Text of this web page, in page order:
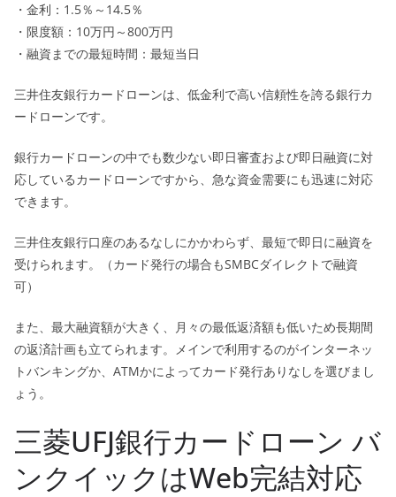
・金利：1.5％～14.5％
・限度額：10万円～800万円
・融資までの最短時間：最短当日
三井住友銀行カードローンは、低金利で高い信頼性を誇る銀行カ
ードローンです。
銀行カードローンの中でも数少ない即日審査および即日融資に対
応しているカードローンですから、急な資金需要にも迅速に対応
できます。
三井住友銀行口座のあるなしにかかわらず、最短で即日に融資を
受けられます。（カード発行の場合もSMBCダイレクトで融資
可）
また、最大融資額が大きく、月々の最低返済額も低いため長期間
の返済計画も立てられます。メインで利用するのがインターネッ
トバンキングか、ATMかによってカード発行ありなしを選びまし
ょう。
三菱UFJ銀行カードローン バ
ンクイックはWeb完結対応